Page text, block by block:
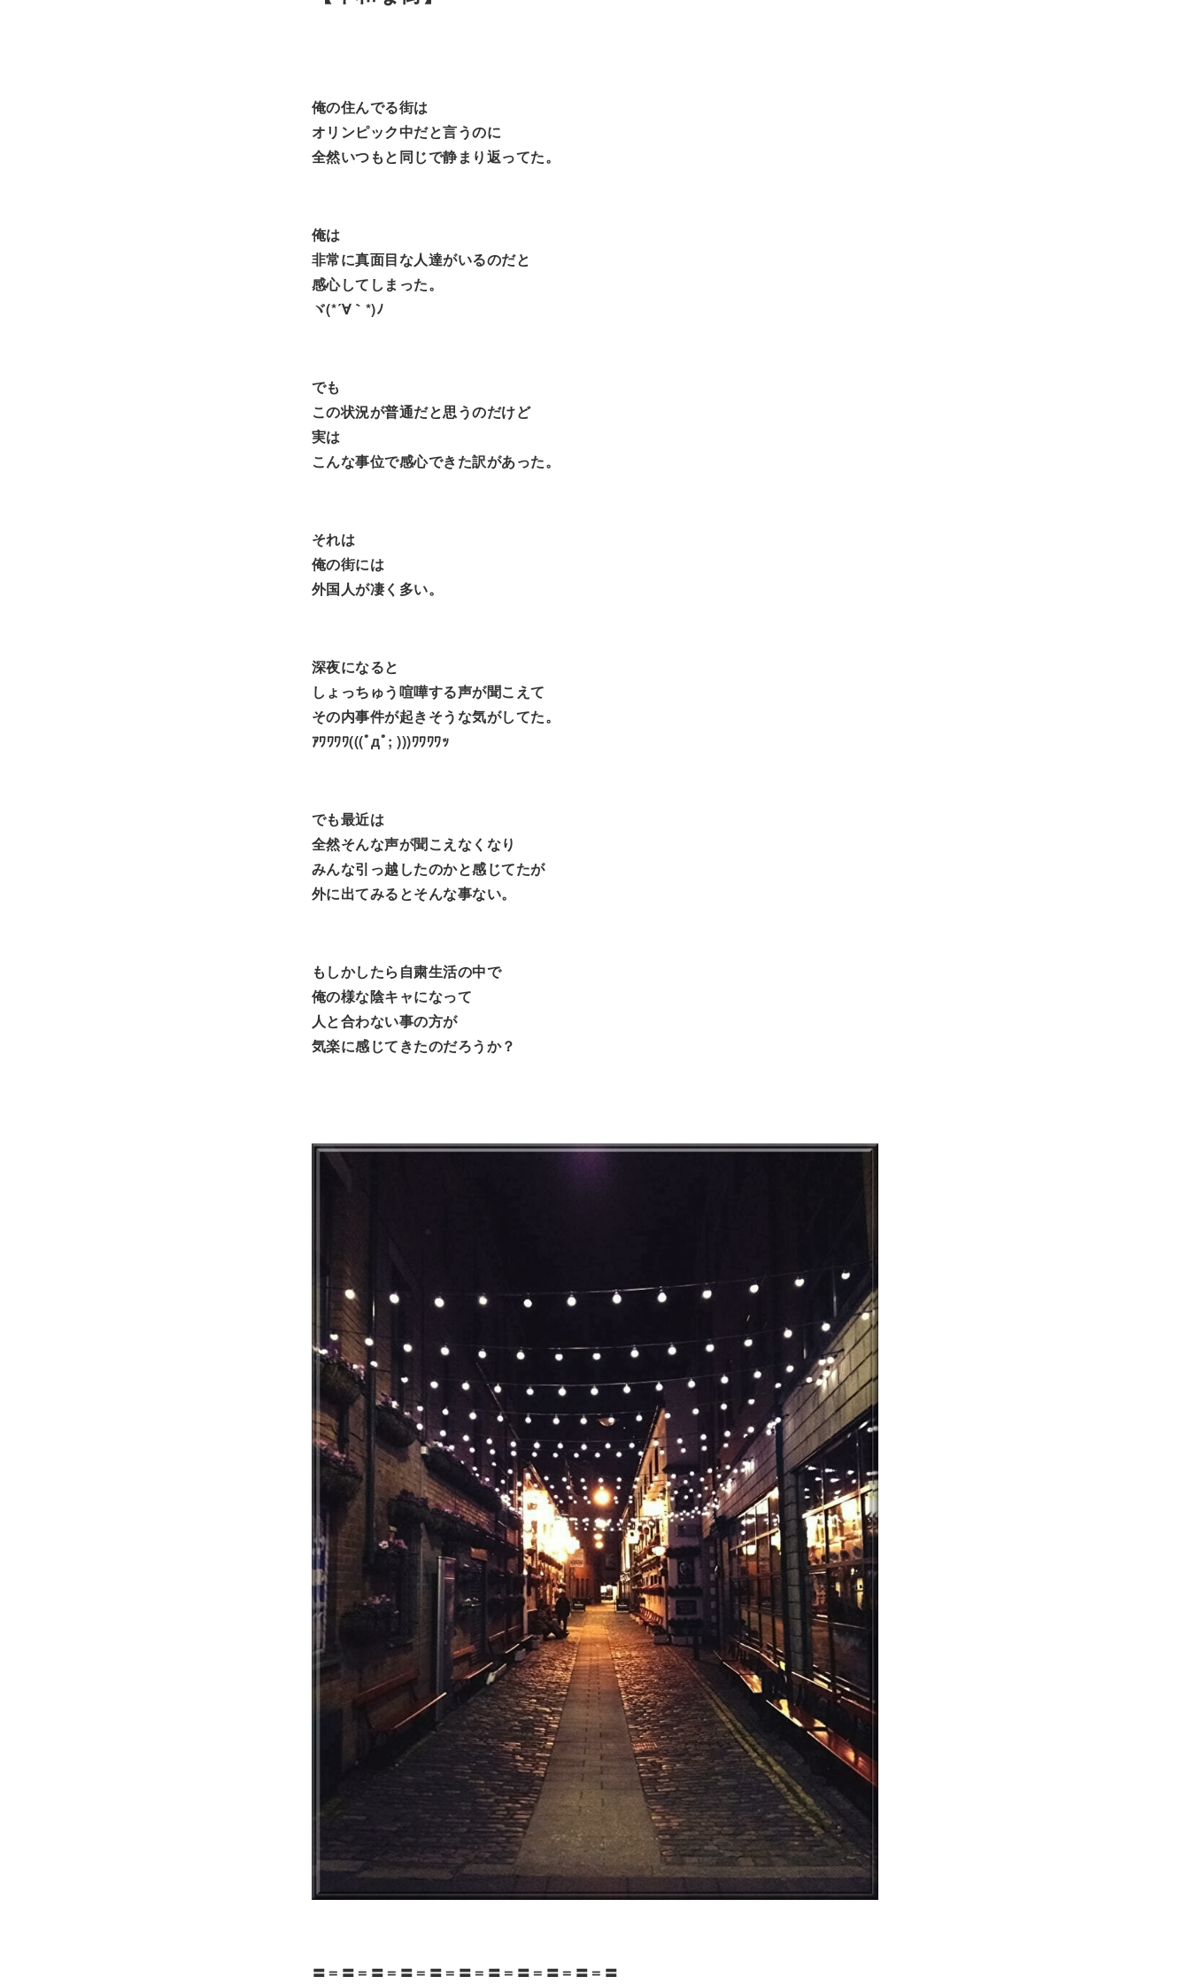
俺の住んでる街は
オリンピック中だと言うのに
全然いつもと同じで静まり返ってた。
俺は
非常に真面目な人達がいるのだと
感心してしまった。
ヾ(*´∀｀*)ﾉ
でも
この状況が普通だと思うのだけど
実は
こんな事位で感心できた訳があった。
それは
俺の街には
外国人が凄く多い。
深夜になると
しょっちゅう喧嘩する声が聞こえて
その内事件が起きそうな気がしてた。
ｱﾜﾜﾜﾜ(((ﾟдﾟ; )))ﾜﾜﾜﾜｯ
でも最近は
全然そんな声が聞こえなくなり
みんな引っ越したのかと感じてたが
外に出てみるとそんな事ない。
もしかしたら自粛生活の中で
俺の様な陰キャになって
人と合わない事の方が
気楽に感じてきたのだろうか？
〓＝〓＝〓＝〓＝〓＝〓＝〓＝〓＝〓＝〓＝〓